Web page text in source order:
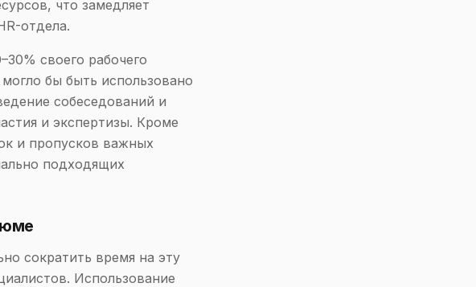
что замедляет
отдела.
своего рабочего
бы быть использовано
собеседований и
и экспертизы. Кроме
и пропусков важных
подходящих
сократить время на эту
Использование